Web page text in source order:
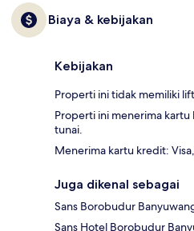
Biaya & kebijakan
Kebijakan
Properti ini tidak memiliki
Properti ini menerima
tunai.
Menerima kartu kredit:
Juga dikenal sebagai
Sans Borobudur
Sans Hotel Borobudur